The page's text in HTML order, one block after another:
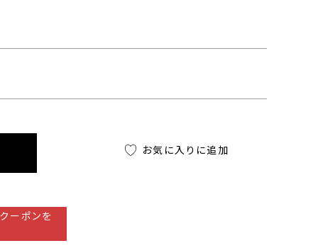
お気に入りに追加
ーポンを